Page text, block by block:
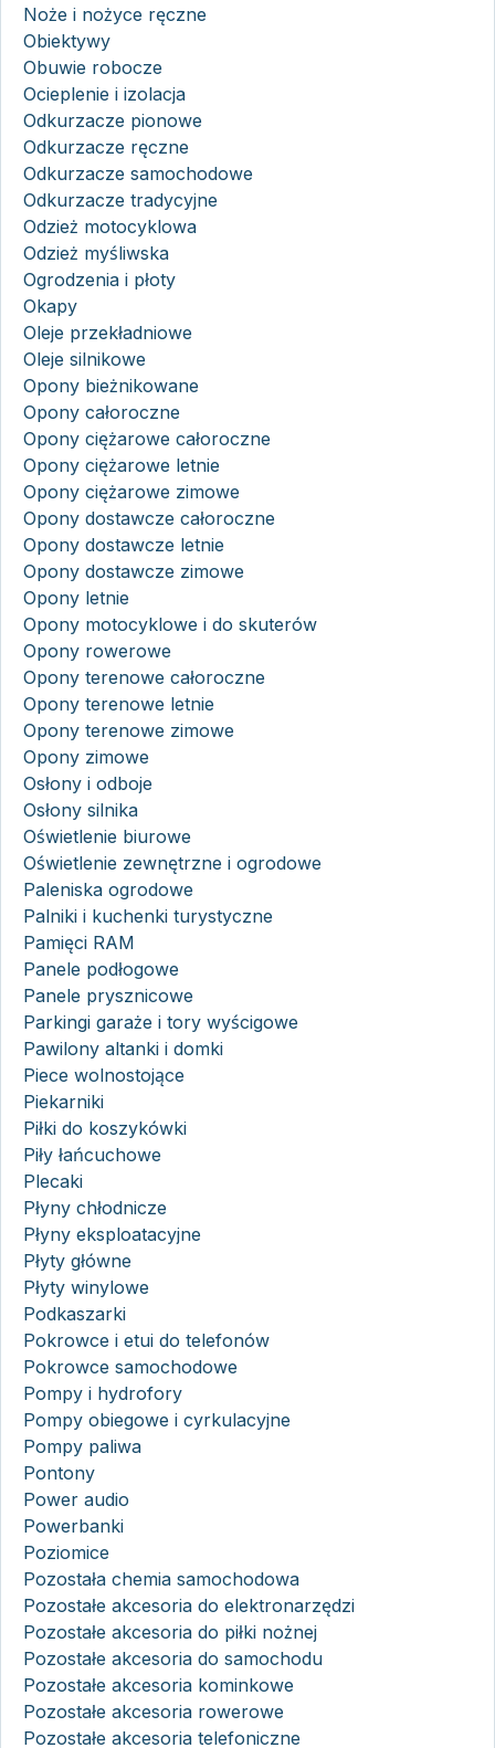
Noże i nożyce ręczne
Obiektywy
Obuwie robocze
Ocieplenie i izolacja
Odkurzacze pionowe
Odkurzacze ręczne
Odkurzacze samochodowe
Odkurzacze tradycyjne
Odzież motocyklowa
Odzież myśliwska
Ogrodzenia i płoty
Okapy
Oleje przekładniowe
Oleje silnikowe
Opony bieżnikowane
Opony całoroczne
Opony ciężarowe całoroczne
Opony ciężarowe letnie
Opony ciężarowe zimowe
Opony dostawcze całoroczne
Opony dostawcze letnie
Opony dostawcze zimowe
Opony letnie
Opony motocyklowe i do skuterów
Opony rowerowe
Opony terenowe całoroczne
Opony terenowe letnie
Opony terenowe zimowe
Opony zimowe
Osłony i odboje
Osłony silnika
Oświetlenie biurowe
Oświetlenie zewnętrzne i ogrodowe
Paleniska ogrodowe
Palniki i kuchenki turystyczne
Pamięci RAM
Panele podłogowe
Panele prysznicowe
Parkingi garaże i tory wyścigowe
Pawilony altanki i domki
Piece wolnostojące
Piekarniki
Piłki do koszykówki
Piły łańcuchowe
Plecaki
Płyny chłodnicze
Płyny eksploatacyjne
Płyty główne
Płyty winylowe
Podkaszarki
Pokrowce i etui do telefonów
Pokrowce samochodowe
Pompy i hydrofory
Pompy obiegowe i cyrkulacyjne
Pompy paliwa
Pontony
Power audio
Powerbanki
Poziomice
Pozostała chemia samochodowa
Pozostałe akcesoria do elektronarzędzi
Pozostałe akcesoria do piłki nożnej
Pozostałe akcesoria do samochodu
Pozostałe akcesoria kominkowe
Pozostałe akcesoria rowerowe
Pozostałe akcesoria telefoniczne